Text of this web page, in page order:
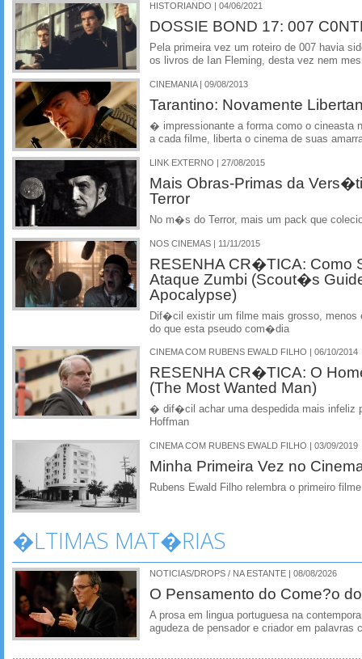
HISTORIANDO | 04/06/2021
DOSSIE BOND 17: 007
Pela primeira vez um roteiro de 007 havia
os livros de Ian Fleming, desta vez nem
CINEMANIA | 09/08/2013
Tarantino: Novamente
� impressionante a forma como o cineasta
a cada filme, liberta o cinema de suas
LINK EXTERNO | 27/08/2015
Mais Obras-Primas da
Terror
No m�s do Terror, mais um pack que
NOS CINEMAS | 11/11/2015
RESENHA CR�TICA: Como
Ataque Zumbi (Scout�s
Apocalypse)
Dif�cil existir um filme mais grosso,
do que esta pseudo com�dia
CINEMA COM RUBENS EWALD FILHO | 06/10/2014
RESENHA CR�TICA: O
(The Most Wanted Man)
� dif�cil achar uma despedida mais infeliz
Hoffman
CINEMA COM RUBENS EWALD FILHO | 03/09/2019
Minha Primeira Vez no
Rubens Ewald Filho relembra o primeiro
�LTIMAS MAT�RIAS
NOTICIAS/DROPS / NA ESTANTE | 08/08/2026
O Pensamento do Come?o
A prosa em lingua portuguesa na
agudeza de pensador e criador em palavras